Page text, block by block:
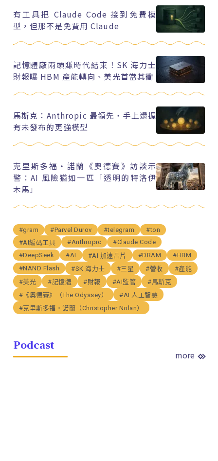
有工具把 Claude Code 接到免費模
型，但那不是免費用 Claude
記憶體廠兩頭賺時代結束！SK 海力士
財報曝 HBM 產能轉向、美光首當其衝
馬斯克：Anthropic 最領先，手上還握
有未發布的更強模型
克里斯多福・諾蘭《奧德賽》訪談示
警：AI 風險猶如一匹「透明的特洛伊
木馬」
#gram #Parvel Durov #telegram
#ton
#AI編碼工具
#Anthropic
#Claude Code
#DeepSeek
#AI #AI 加速晶片 #DRAM
#HBM
#NAND Flash
#SK 海力士 #三星 #營收
#產能
#美光
#記憶體 #財報 #AI監管
#馬斯克
#《奧德賽》（The Odyssey）
#AI 人工智慧
#克里斯多福・諾蘭（Christopher Nolan）
Podcast
more